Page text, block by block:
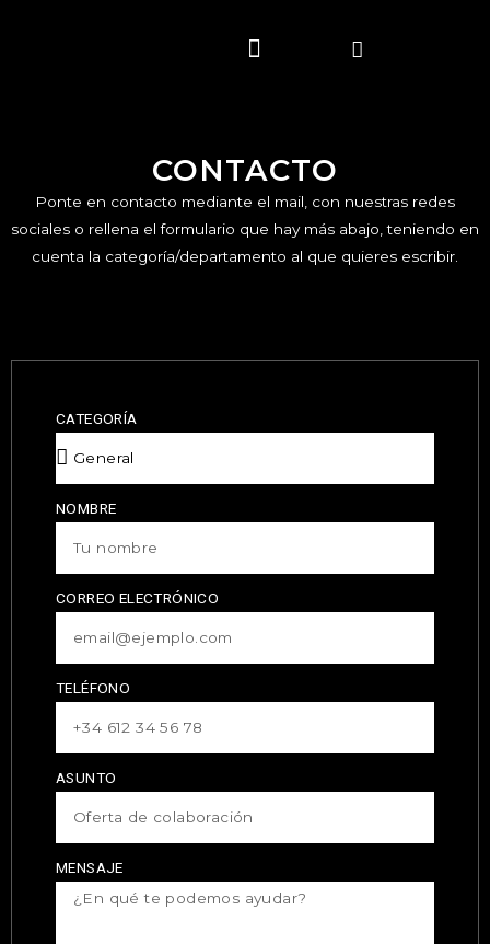
CONTACTO
Ponte en contacto mediante el mail, con nuestras redes
sociales o rellena el formulario que hay más abajo, teniendo en
cuenta la categoría/departamento al que quieres escribir.
CATEGORÍA
NOMBRE
CORREO ELECTRÓNICO
TELÉFONO
ASUNTO
MENSAJE